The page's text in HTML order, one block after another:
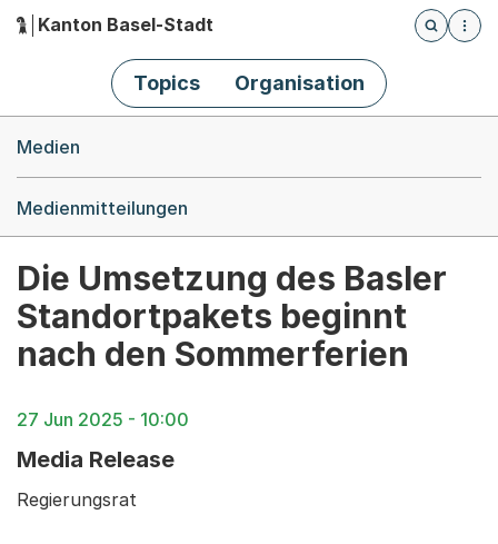
Hauptnavigation
Kanton Basel-Stadt
Öffnet
Topics Organisation
Medien
Medienmitteilungen
Die Umsetzung des Basler
Standortpakets beginnt
nach den Sommerferien
27 Jun 2025 - 10:00
Media Release
Regierungsrat